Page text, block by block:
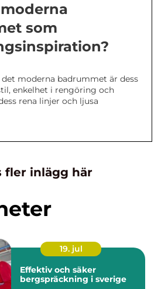
som
moderna badrummet är dess
enkelhet i rengöring och
rena linjer och ljusa
fler inlägg här
19. jul
Effektiv och säker
bergspräckning i sverige